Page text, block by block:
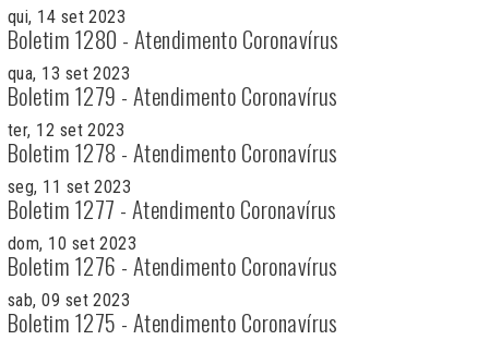
qui, 14 set 2023
Boletim 1280 - Atendimento Coronavírus
qua, 13 set 2023
Boletim 1279 - Atendimento Coronavírus
ter, 12 set 2023
Boletim 1278 - Atendimento Coronavírus
seg, 11 set 2023
Boletim 1277 - Atendimento Coronavírus
dom, 10 set 2023
Boletim 1276 - Atendimento Coronavírus
sab, 09 set 2023
Boletim 1275 - Atendimento Coronavírus